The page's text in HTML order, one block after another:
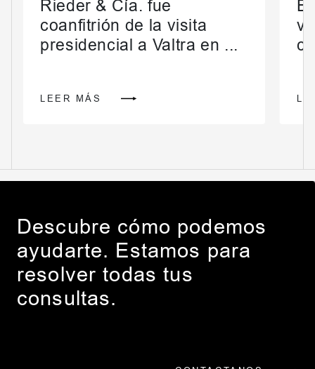
Rieder & Cía. fue
coanfitrión de la visita
presidencial a Valtra en ...
LEER MÁS
Descubre cómo podemos
ayudarte. Estamos para
resolver todas tus
consultas.